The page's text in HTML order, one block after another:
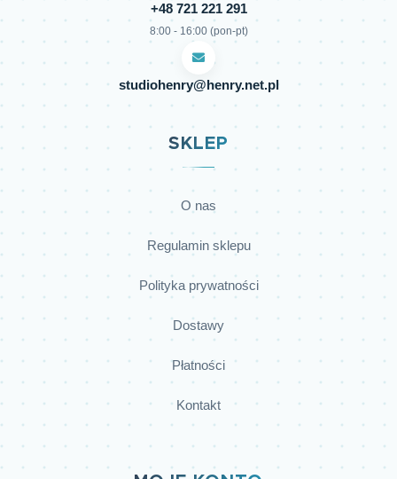
+48 721 221 291
8:00 - 16:00 (pon-pt)
studiohenry@henry.net.pl
SKLEP
O nas
Regulamin sklepu
Polityka prywatności
Dostawy
Płatności
Kontakt